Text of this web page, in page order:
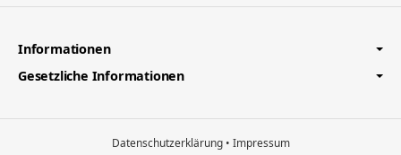
Informationen
Gesetzliche Informationen
Datenschutzerklärung • Impressum